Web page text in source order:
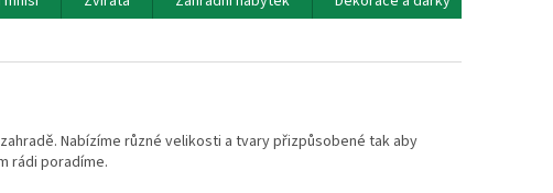
Nabízíme různé velikosti a tvary přizpůsobené tak aby
rádi poradíme.